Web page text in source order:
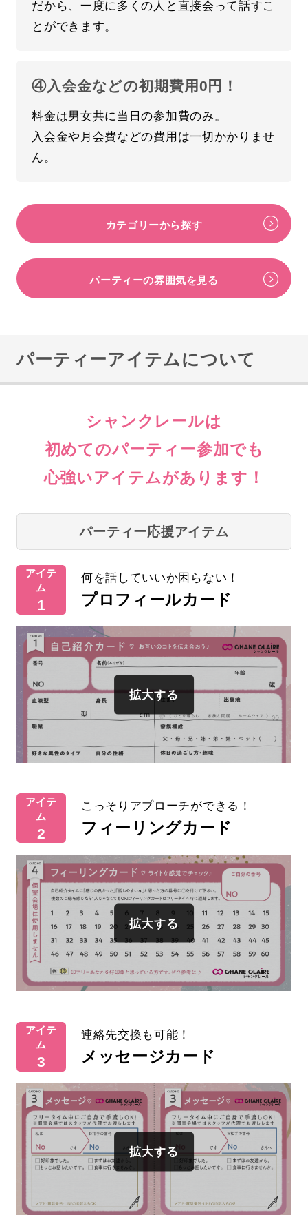
だから、一度に多くの人と直接会って話すこ
とができます。
④入会金などの初期費用0円！
料金は男女共に当日の参加費のみ。
入会金や月会費などの費用は一切かかりませ
ん。
カテゴリーから探す
パーティーの雰囲気を見る
パーティーアイテムについて
シャンクレールは
初めてのパーティー参加でも
心強いアイテムがあります！
パーティー応援アイテム
アイテ
ム
1
何を話していいか困らない！
プロフィールカード
アイテ
ム
2
こっそりアプローチができる！
フィーリングカード
アイテ
ム
3
連絡先交換も可能！
メッセージカード